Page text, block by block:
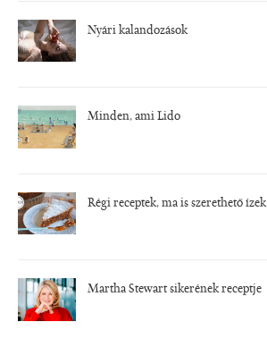
Nyári kalandozások
Minden, ami Lido
Régi receptek, ma is szerethető ízek
Martha Stewart sikerének receptje